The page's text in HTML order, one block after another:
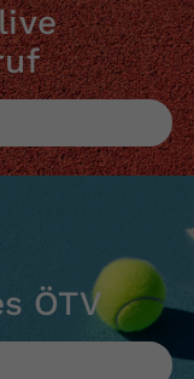
ÖTV